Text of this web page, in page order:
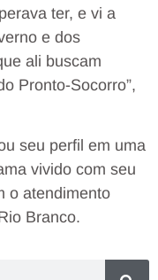
ter, e vi a
e dos
ali buscam
Pronto-Socorro”,
seu perfil em uma
vivido com seu
o atendimento
Branco.